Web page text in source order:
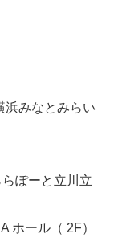
みなとみらい
ぽーと立川立
ホール（ 2F）